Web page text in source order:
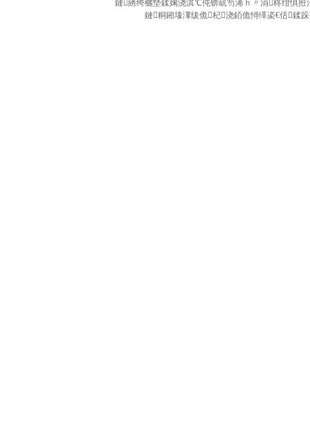
鏈綉绔欐墍鍒婅浇淇℃伅锛屼笉浠ｈ〃涓柊绀惧
鏈粡鎺堟潈绂佹杞浇銆佹憳缂栥€佸鍒